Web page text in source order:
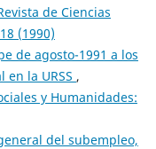
de Ciencias
(1990)
de agosto-1991 a los
la URSS ,
y Humanidades:
del subempleo,